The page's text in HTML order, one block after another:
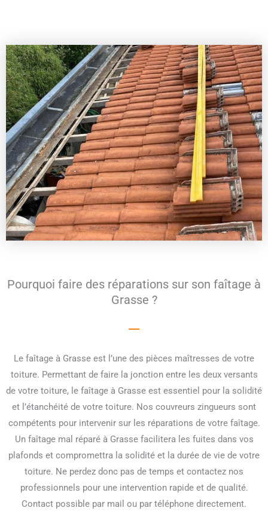
Pourquoi faire des réparations sur son faîtage à
Grasse ?
Le faîtage à Grasse est l’une des pièces maîtresses de votre
toiture. Permettant de faire la jonction entre les deux versants
de votre toiture, le faîtage à Grasse est essentiel pour la solidité
et l’étanchéité de votre toiture. Nos couvreurs zingueurs sont
compétents pour intervenir sur les réparations de votre faîtage.
Un faîtage mal réparé à Grasse facilitera les fuites dans vos
plafonds et compromettra la solidité et la durée de vie de votre
toiture. Ne perdez donc pas de temps et contactez nos
professionnels pour une intervention rapide et de qualité.
Contact possible par mail ou par téléphone directement.